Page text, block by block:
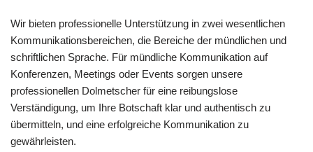
Wir bieten professionelle Unterstützung in zwei wesentlichen
Kommunikationsbereichen, die Bereiche der mündlichen und
schriftlichen Sprache. Für mündliche Kommunikation auf
Konferenzen, Meetings oder Events sorgen unsere
professionellen Dolmetscher für eine reibungslose
Verständigung, um Ihre Botschaft klar und authentisch zu
übermitteln, und eine erfolgreiche Kommunikation zu
gewährleisten.